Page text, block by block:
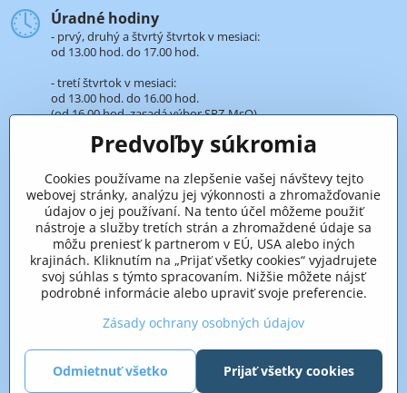
Úradné hodiny
- prvý, druhý a štvrtý štvrtok v mesiaci:
od 13.00 hod. do 17.00 hod.
- tretí štvrtok v mesiaci:
od 13.00 hod. do 16.00 hod.
(od 16.00 hod. zasadá výbor SRZ-MsO).
+421 32 652 59 25
Pridaje sa k nám aj na sieťach
Facebook
©2026
Copyright
Predvoľby súkromia
Cookies používame na zlepšenie vašej návštevy tejto
webovej stránky, analýzu jej výkonnosti a zhromažďovanie
údajov o jej používaní. Na tento účel môžeme použiť
nástroje a služby tretích strán a zhromaždené údaje sa
môžu preniesť k partnerom v EÚ, USA alebo iných
krajinách. Kliknutím na „Prijať všetky cookies“ vyjadrujete
svoj súhlas s týmto spracovaním. Nižšie môžete nájsť
podrobné informácie alebo upraviť svoje preferencie.
Zásady ochrany osobných údajov
Prijať všetky cookies
Odmietnuť všetko